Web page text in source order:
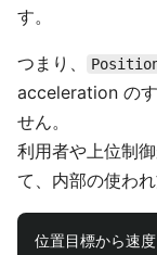
す。
つまり、
acceleration の
せん。
利用者や上位制
て、内部の使わ
位置目標から速